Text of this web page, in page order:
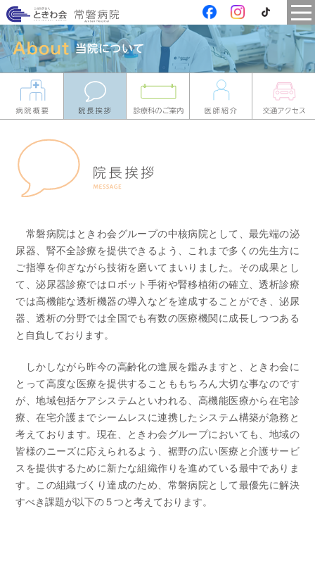
常磐病院はときわ会グループの中核病院として、最先端の泌
尿器、腎不全診療を提供できるよう、これまで多くの先生方に
ご指導を仰ぎながら技術を磨いてまいりました。その成果とし
て、泌尿器診療ではロボット手術や腎移植術の確立、透析診療
では高機能な透析機器の導入などを達成することができ、泌尿
器、透析の分野では全国でも有数の医療機関に成長しつつある
と自負しております。
しかしながら昨今の高齢化の進展を鑑みますと、ときわ会に
とって高度な医療を提供することももちろん大切な事なのです
が、地域包括ケアシステムといわれる、高機能医療から在宅診
療、在宅介護までシームレスに連携したシステム構築が急務と
考えております。現在、ときわ会グループにおいても、地域の
皆様のニーズに応えられるよう、裾野の広い医療と介護サービ
スを提供するために新たな組織作りを進めている最中でありま
す。この組織づくり達成のため、常磐病院として最優先に解決
すべき課題が以下の５つと考えております。